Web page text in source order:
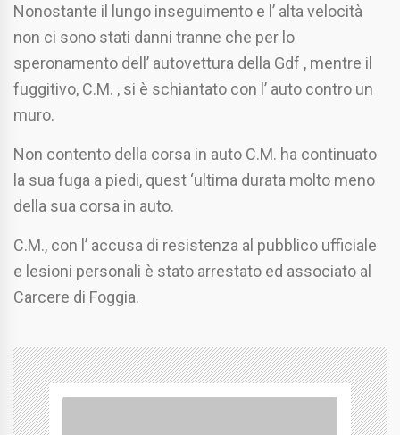
Nonostante il lungo inseguimento e l’ alta velocità
non ci sono stati danni tranne che per lo
speronamento dell’ autovettura della Gdf , mentre il
fuggitivo, C.M. , si è schiantato con l’ auto contro un
muro.
Non contento della corsa in auto C.M. ha continuato
la sua fuga a piedi, quest ‘ultima durata molto meno
della sua corsa in auto.
C.M., con l’ accusa di resistenza al pubblico ufficiale
e lesioni personali è stato arrestato ed associato al
Carcere di Foggia.